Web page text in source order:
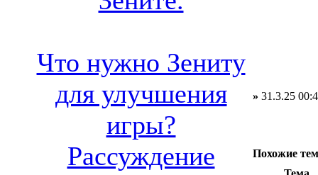
Что нужно Зениту
для улучшения
игры?
Рассуждение
» 31.3.25
Похожие